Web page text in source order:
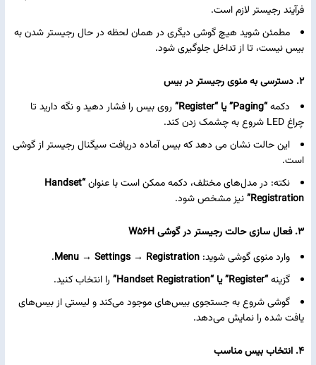
فرآیند رجیستر لازم است.
مطمئن شوید هیچ گوشی دیگری در همان لحظه در حال رجیستر شدن به
بیس نیست، تا از تداخل جلوگیری شود.
2. دسترسی به منوی رجیستر در بیس
دکمه“Paging” یا “Register”
روی بیس را فشار دهید و نگه دارید تا
چراغ LED شروع به چشمک زدن کند.
این حالت نشان می‌ دهد که بیس آماده دریافت سیگنال رجیستر از گوشی
است.
نکته: در مدل‌های مختلف، دکمه ممکن است با عنوان “Handset
Registration” نیز مشخص شود.
3. فعال‌ سازی حالت رجیستر در گوشی W56H
وارد منوی گوشی شوید: Menu → Settings → Registration
.
گزینه“Register” یا “Handset Registration”
را انتخاب کنید.
گوشی شروع به جستجوی بیس‌های موجود می‌کند و لیستی از بیس‌های
یافت شده را نمایش می‌دهد.
4. انتخاب بیس مناسب